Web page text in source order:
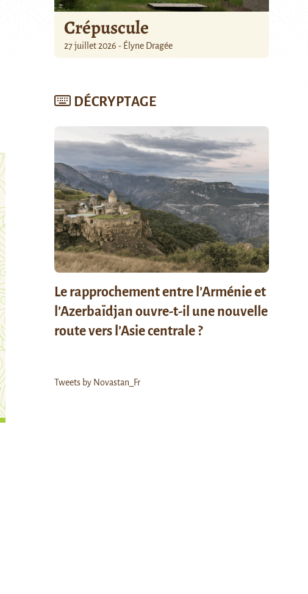
Crépuscule
27 juillet 2026 - Élyne Dragée
DÉCRYPTAGE
Le rapprochement entre l’Arménie et
l’Azerbaïdjan ouvre-t-il une nouvelle
route vers l’Asie centrale ?
Tweets by Novastan_Fr